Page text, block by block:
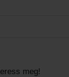
meg!